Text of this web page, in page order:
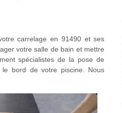
carrelage en 91490 et ses
votre salle de bain et mettre
spécialistes de la pose de
bord de votre piscine. Nous